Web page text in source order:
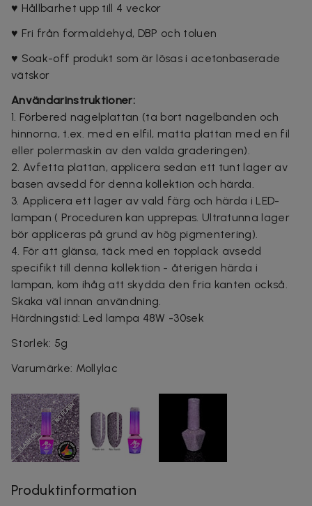
♥ Hållbarhet upp till 4 veckor
♥ Fri från formaldehyd, DBP och toluen
♥ Soak-off produkt som är lösas i acetonbaserade
vätskor
Användarinstruktioner:
1. Förbered nagelplattan (ta bort nagelbanden och
hinnorna, t.ex. med en elfil, matta plattan med en fil
eller polermaskin av den valda graderingen).
2. Avfetta plattan, applicera sedan ett tunt lager av
basen avsedd för denna kollektion och härda.
3. Applicera ett lager av vald färg och härda i LED-
lampan ( Proceduren kan upprepas. Ultratunna lager
bör appliceras på grund av hög pigmentering).
4. För att glänsa, täck med en topplack avsedd
specifikt till denna kollektion - återigen härda i
lampan, kom ihåg att skydda den fria kanten också.
Skaka väl innan användning.
Härdningstid: Led lampa 48W -30sek
Storlek: 5g
Varumärke: Mollylac
Produktinformation